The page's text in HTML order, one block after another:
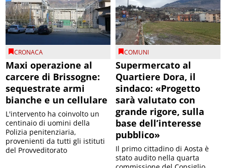
CRONACA
Maxi operazione al
carcere di Brissogne:
sequestrate armi
bianche e un cellulare
L'intervento ha coinvolto un
centinaio di uomini della
Polizia penitenziaria,
provenienti da tutti gli istituti
del Provveditorato
COMUNI
Supermercato al
Quartiere Dora, il
sindaco: «Progetto
sarà valutato con
grande rigore, sulla
base dell’interesse
pubblico»
Il primo cittadino di Aosta è
stato audito nella quarta